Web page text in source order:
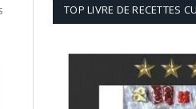
TOP LIVRE DE RECETTES